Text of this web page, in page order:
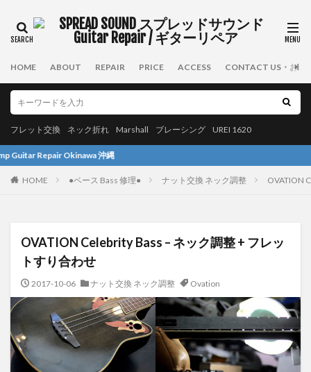
HOME ABOUT REPAIR PRICE ACCESS CONTACT US・お問
フレット交換 ネック折れ Marshall ブレーシング UREI 1620
沖縄
HOME ●ベース Bass 修理● ナット交換 ネック調整 OVATION
OVATION Celebrity Bass – ネック調整 + フレッ
トすり合わせ
2017-10-06 ナット交換 ネック調整 Ovation